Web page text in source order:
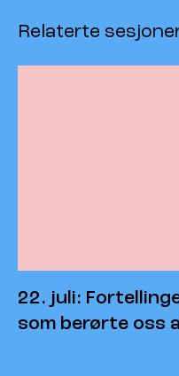
Relaterte
22. juli:
som berørte oss